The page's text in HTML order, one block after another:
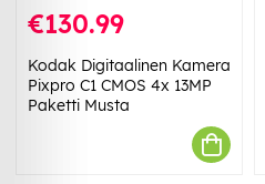
€130.99
Kodak Digitaalinen Kamera
Pixpro C1 CMOS 4x 13MP
Paketti Musta